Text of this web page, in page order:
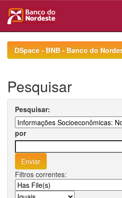
navigationDSpace - BNB - Banco do
Pesquisar
Pesquisar:
por
Filtros correntes: